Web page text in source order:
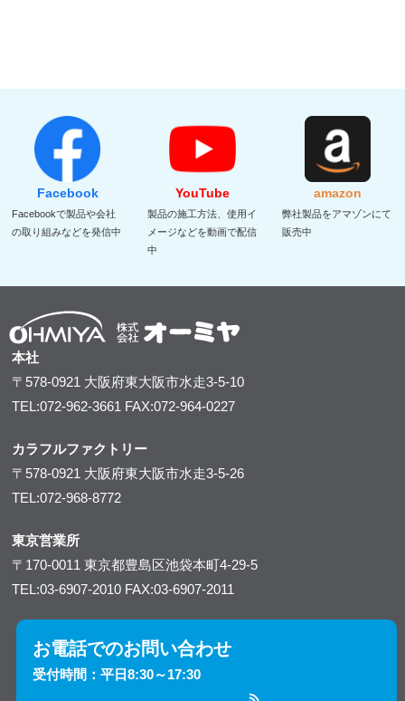
Facebook
Facebookで製品や会社
の取り組みなどを発信中
YouTube
製品の施工方法、使用イ
メージなどを動画で配信
中
amazon
弊社製品をアマゾンにて
販売中
本社
〒578-0921 大阪府東大阪市水走3-5-10
TEL:072-962-3661 FAX:072-964-0227
カラフルファクトリー
〒578-0921 大阪府東大阪市水走3-5-26
TEL:072-968-8772
東京営業所
〒170-0011東京都豊島区池袋本町4-29-5
TEL:03-6907-2010 FAX:03-6907-2011
お電話でのお問い合わせ
受付時間：平日8:30～17:30